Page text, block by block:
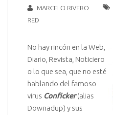
MARCELO RIVERO
RED
No hay rincón en la Web,
Diario, Revista, Noticiero
o lo que sea, que no esté
hablando del famoso
virus Conficker(alias
Downadup) y sus